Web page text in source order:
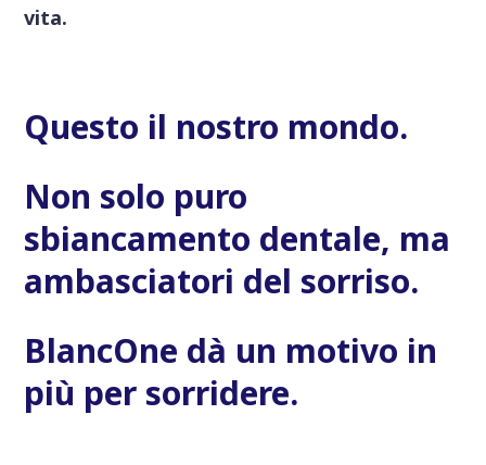
vita.
Questo il nostro mondo.
Non solo puro
sbiancamento dentale, ma
ambasciatori del sorriso.
BlancOne dà un motivo in
più per sorridere.